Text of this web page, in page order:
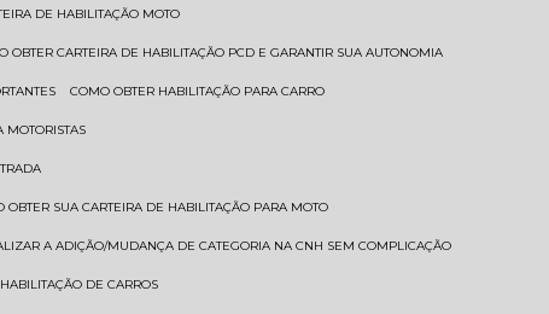
DE HABILITAÇÃO MOTO
OBTER CARTEIRA DE HABILITAÇÃO PCD E GARANTIR SUA AUTONOMIA
COMO OBTER HABILITAÇÃO PARA CARRO
MOTORISTAS
OBTER SUA CARTEIRA DE HABILITAÇÃO PARA MOTO
A ADIÇÃO/MUDANÇA DE CATEGORIA NA CNH SEM COMPLICAÇÃO
DE CARROS